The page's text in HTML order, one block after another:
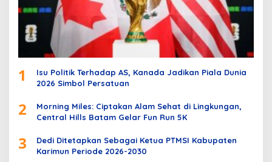
1
Isu Politik Terhadap AS, Kanada Jadikan Piala Dunia
2026 Simbol Persatuan
2
Morning Miles: Ciptakan Alam Sehat di Lingkungan,
Central Hills Batam Gelar Fun Run 5K
3
Dedi Ditetapkan Sebagai Ketua PTMSI Kabupaten
Karimun Periode 2026-2030